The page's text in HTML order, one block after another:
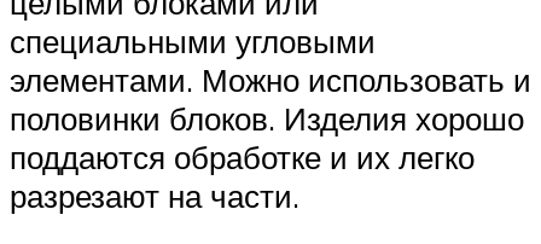
специальными угловыми
элементами. Можно использовать и
половинки блоков. Изделия хорошо
поддаются обработке и их легко
разрезают на части.